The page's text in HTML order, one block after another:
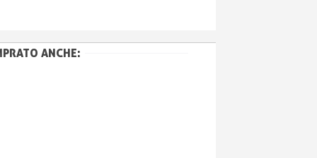
ANCHE: